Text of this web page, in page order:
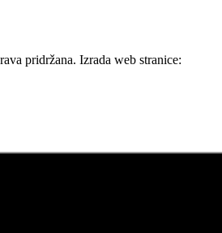
pridržana. Izrada web stranice: